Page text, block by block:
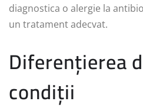
diagnostica o alergie la
un tratament adecvat.
Diferențierea
condiții